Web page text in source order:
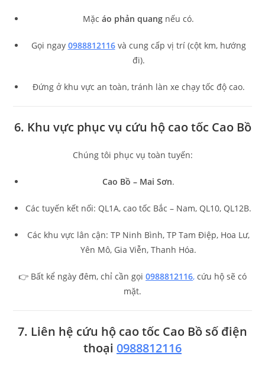
Mặc áo phản quang nếu có.
Gọi ngay 0988812116và cung cấp vị trí (cột km, hướng
đi).
Đứng ở khu vực an toàn, tránh làn xe chạy tốc độ cao.
6. Khu vực phục vụ cứu hộ cao tốc Cao Bồ
Chúng tôi phục vụ toàn tuyến:
Cao Bồ – Mai Sơn.
Các tuyến kết nối: QL1A, cao tốc Bắc – Nam, QL10, QL12B.
Các khu vực lân cận: TP Ninh Bình, TP Tam Điệp, Hoa Lư,
Yên Mô, Gia Viễn, Thanh Hóa.
👉 Bất kể ngày đêm, chỉ cần gọi 0988812116, cứu hộ sẽ có
mặt.
7. Liên hệ cứu hộ cao tốc Cao Bồ số điện
thoại 0988812116